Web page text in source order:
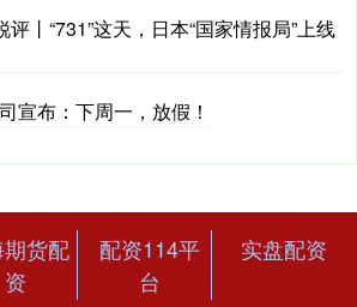
丨“731”这天，日本“国家情报局”上线
宣布：下周一，放假！
期货配
资
配资114平
台
实盘配资